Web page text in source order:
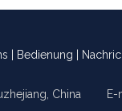
Bedienung
China E-